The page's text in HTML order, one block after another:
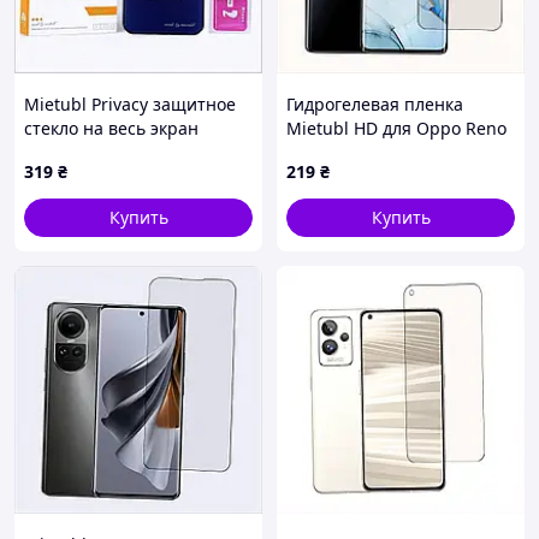
Mietubl Privacy защитное
стекло на весь экран
319 ₴
Купить
Гидрогелевая пленка
Mietubl HD для Oppo Reno
219 ₴
Купить